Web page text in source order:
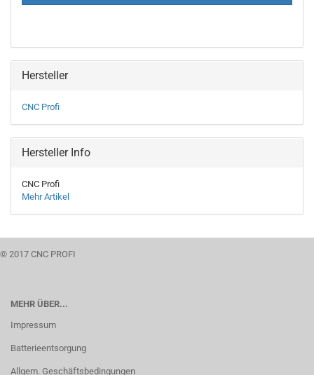
Hersteller
CNC Profi
Hersteller Info
CNC Profi
Mehr Artikel
© 2017 CNC PROFI
MEHR ÜBER...
Impressum
Batterieentsorgung
Allgem. Geschäftsbedingungen